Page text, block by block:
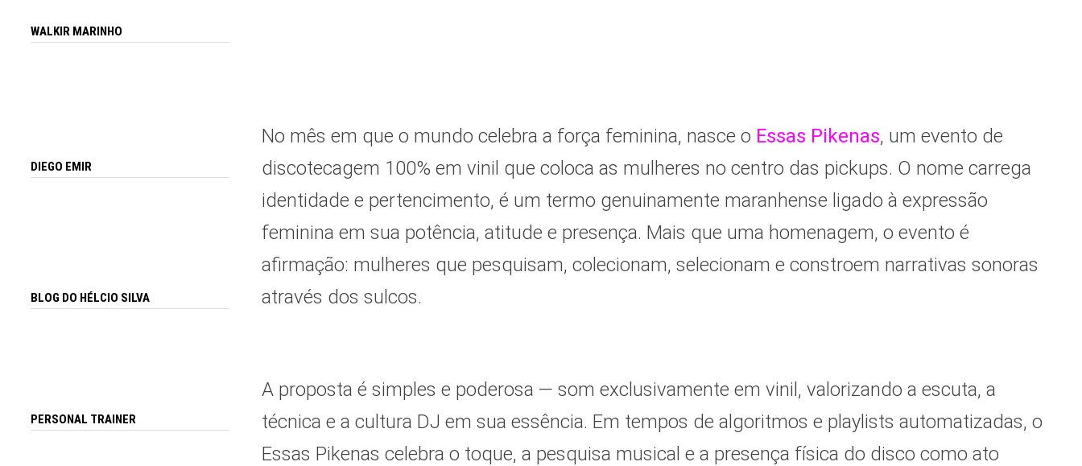
No mês em que o mundo celebra a força feminina, nasce o Essas Pikenas, um evento de
discotecagem 100% em vinil que coloca as mulheres no centro das pickups. O nome carrega
identidade e pertencimento, é um termo genuinamente maranhense ligado à expressão
feminina em sua potência, atitude e presença. Mais que uma homenagem, o evento é
afirmação: mulheres que pesquisam, colecionam, selecionam e constroem narrativas sonoras
através dos sulcos.
A proposta é simples e poderosa — som exclusivamente em vinil, valorizando a escuta, a
técnica e a cultura DJ em sua essência. Em tempos de algoritmos e playlists automatizadas, o
Essas Pikenas celebra o toque, a pesquisa musical e a presença física do disco como ato
WALKIR MARINHO
DIEGO EMIR
BLOG DO HÉLCIO SILVA
PERSONAL TRAINER